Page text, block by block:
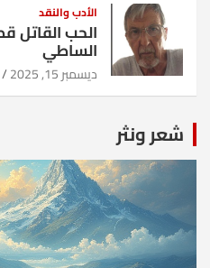
الأدب والنقد
الحب القاتل
الساطي
ديسمبر 15, 2025
شعر ونثر